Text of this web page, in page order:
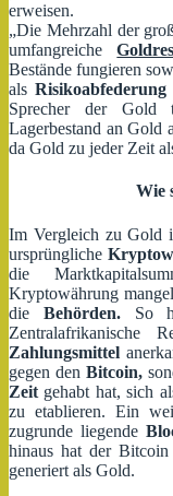
erweisen.
„Die Mehrzahl der
umfangreiche
Bestände fungieren
als Risikoabfederung
Sprecher der
Lagerbestand an Gold
da Gold zu jeder Zeit
Wie
Im Vergleich zu Gold
ursprüngliche
die
Kryptowährung
die Behörden.So
Zentralafrikanische
Zahlungsmittel
gegen denBitcoin,
Zeit gehabt hat, sich
zu etablieren. Ein
zugrunde liegende
hinaus hat der
generiert als Gold.